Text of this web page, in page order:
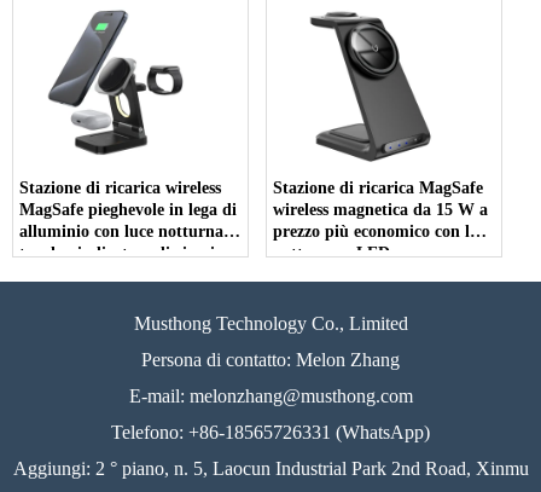
iWatch e iPhone (MH-Q530)
iPhone (MH-Q520)
Stazione di ricarica wireless
MagSafe pieghevole in lega di
alluminio con luce notturna
touch e indicatore di ricarica
Stazione di ricarica MagSafe
wireless magnetica da 15 W a
prezzo più economico con luce
notturna a LED per
Musthong Technology Co., Limited
Persona di contatto: Melon Zhang
E-mail: melonzhang@musthong.com
Telefono: +86-18565726331 (WhatsApp)
Aggiungi: 2 ° piano, n. 5, Laocun Industrial Park 2nd Road, Xinmu